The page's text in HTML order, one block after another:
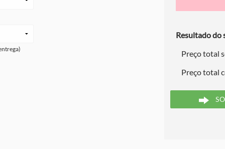
Resultado do
Preço total
Preço total